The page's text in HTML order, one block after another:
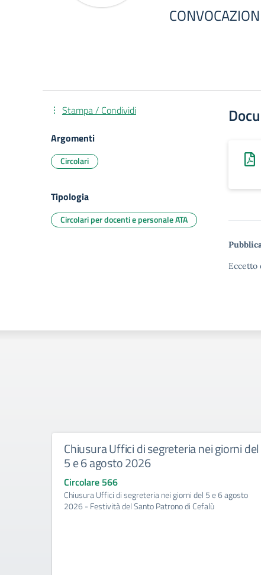
Eccetto
Stampa / Condividi
Argomenti
Circolari
Tipologia
Circolari per docenti e personale ATA
Chiusura Uffici di segreteria nei giorni del
5 e 6 agosto 2026
Circolare 566
Chiusura Uffici di segreteria nei giorni del 5 e 6 agosto
2026 - Festività del Santo Patrono di Cefalù